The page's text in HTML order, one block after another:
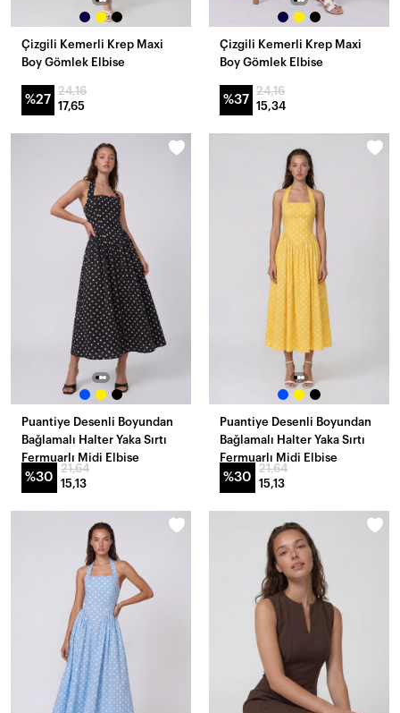
Çizgili Kemerli Krep Maxi
Boy Gömlek Elbise
%27
24,16
17,65
Çizgili Kemerli Krep Maxi
Boy Gömlek Elbise
%37
24,16
15,34
Puantiye Desenli Boyundan
Bağlamalı Halter Yaka Sırtı
Fermuarlı Midi Elbise
%30
21,64
15,13
Puantiye Desenli Boyundan
Bağlamalı Halter Yaka Sırtı
Fermuarlı Midi Elbise
%30
21,64
15,13